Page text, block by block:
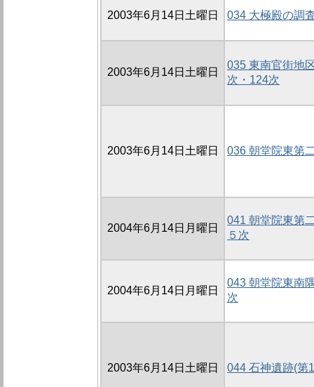
2003年6月14日土曜日 034 大極殿の調
2003年6月14日土曜日
035 東南官街地
次・124次
2003年6月14日土曜日 036 朝堂院東第
2004年6月14日月曜日
041 朝堂院東第
５次
2004年6月14日月曜日
043 朝堂院東南
次
2003年6月14日土曜日 044 石神遺跡(第